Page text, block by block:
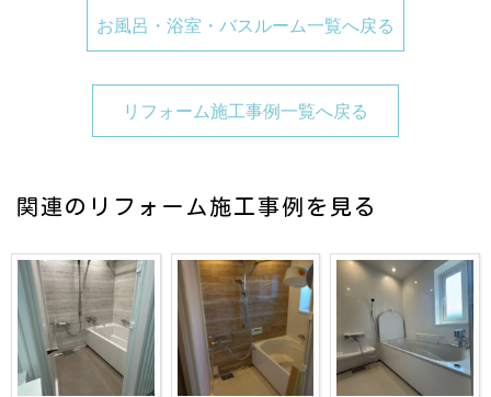
お風呂・浴室・バスルーム一覧へ戻る
リフォーム施工事例一覧へ戻る
関連のリフォーム施工事例を見る